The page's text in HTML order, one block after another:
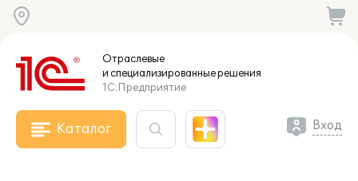
Отраслевые
и специализированныерешения
1С:Предприятие
Каталог Вход